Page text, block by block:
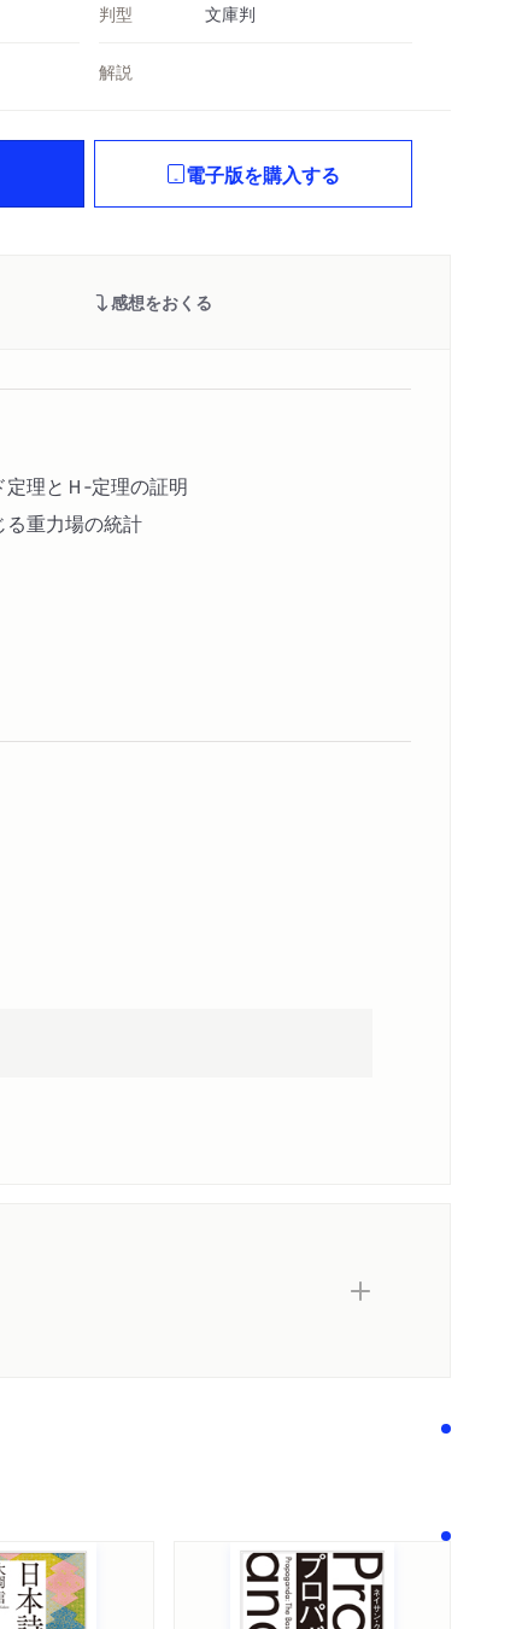
判型 文庫判
解説
電子版を購入する
感想をおくる
理とＨ‐定理の証明
重力場の統計